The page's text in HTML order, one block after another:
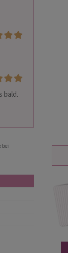
bald.
bei